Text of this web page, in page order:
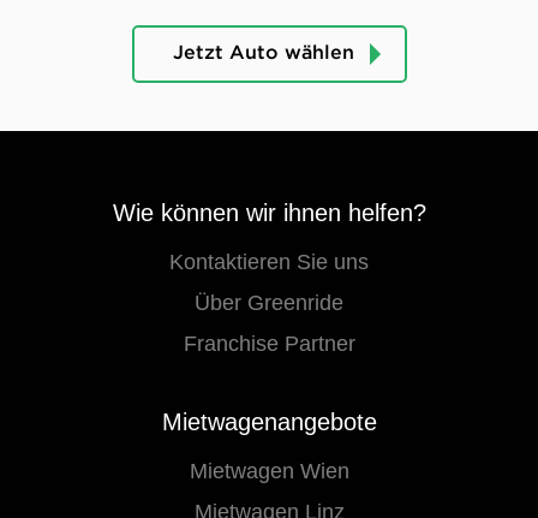
Jetzt Auto wählen
Wie können wir ihnen helfen?
Kontaktieren Sie uns
Über Greenride
Franchise Partner
Mietwagenangebote
Mietwagen Wien
Mietwagen Linz